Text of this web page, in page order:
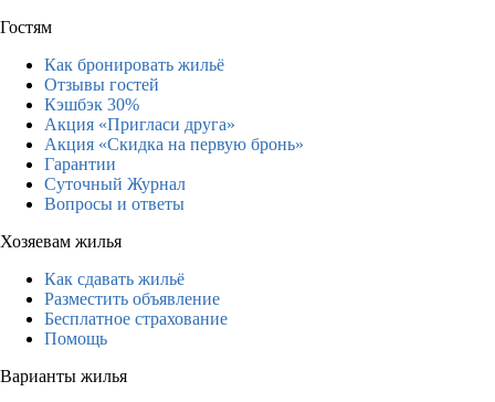
Гостям
Как бронировать жильё
Отзывы гостей
Кэшбэк 30%
Акция «Пригласи друга»
Акция «Скидка на первую бронь»
Гарантии
Суточный Журнал
Вопросы и ответы
Хозяевам жилья
Как сдавать жильё
Разместить объявление
Бесплатное страхование
Помощь
Варианты жилья